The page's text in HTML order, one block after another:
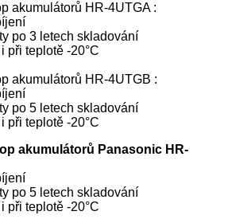
akumulátorů HR-4UTGA :
po 3 letech skladování
při teplotě -20°C
akumulátorů HR-4UTGB :
po 5 letech skladování
při teplotě -20°C
akumulátorů Panasonic HR-
po 5 letech skladování
při teplotě -20°C